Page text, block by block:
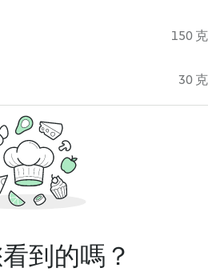
150 克
30 克
到的嗎？